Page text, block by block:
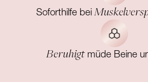
Soforthilfe bei
Beruhigtmüde Beine